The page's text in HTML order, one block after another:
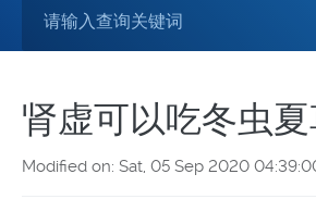
肾虚可以吃冬虫
Modified on: Sat, 05 Sep 2020